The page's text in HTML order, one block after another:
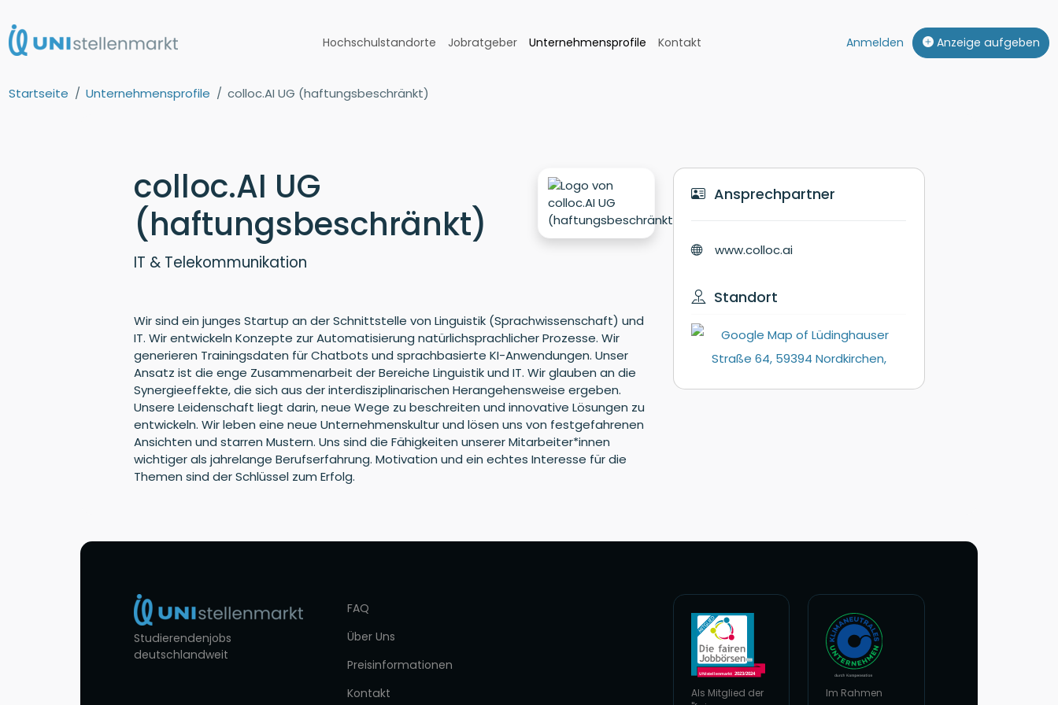
Hochschulstandorte Jobratgeber Unternehmensprofile Kontakt Anmelden Anzeige aufgeben
Startseite Unternehmensprofile colloc.AI UG (haftungsbeschränkt)
colloc.AI UG
(haftungsbeschränkt)
IT & Telekommunikation
Wir sind ein junges Startup an der Schnittstelle von Linguistik (Sprachwissenschaft) und
IT. Wir entwickeln Konzepte zur Automatisierung natürlichsprachlicher Prozesse. Wir
generieren Trainingsdaten für Chatbots und sprachbasierte KI-Anwendungen. Unser
Ansatz ist die enge Zusammenarbeit der Bereiche Linguistik und IT. Wir glauben an die
Synergieeffekte, die sich aus der interdisziplinarischen Herangehensweise ergeben.
Unsere Leidenschaft liegt darin, neue Wege zu beschreiten und innovative Lösungen zu
entwickeln. Wir leben eine neue Unternehmenskultur und lösen uns von festgefahrenen
Ansichten und starren Mustern. Uns sind die Fähigkeiten unserer Mitarbeiter*innen
wichtiger als jahrelange Berufserfahrung. Motivation und ein echtes Interesse für die
Themen sind der Schlüssel zum Erfolg.
Ansprechpartner
www.colloc.ai
Standort
Studierendenjobs
deutschlandweit
FAQ
Über Uns
Preisinformationen
Kontakt
Als Mitglied der
Im Rahmen